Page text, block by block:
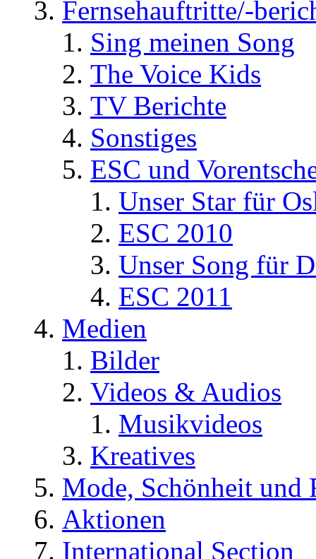
Fernsehauftritte/-
Sing meinen Song
The Voice Kids
TV Berichte
Sonstiges
ESC und
Unser Star für
ESC 2010
Unser Song für
ESC 2011
Medien
Bilder
Videos & Audios
Musikvideos
Kreatives
Mode, Schönheit und
Aktionen
International Section